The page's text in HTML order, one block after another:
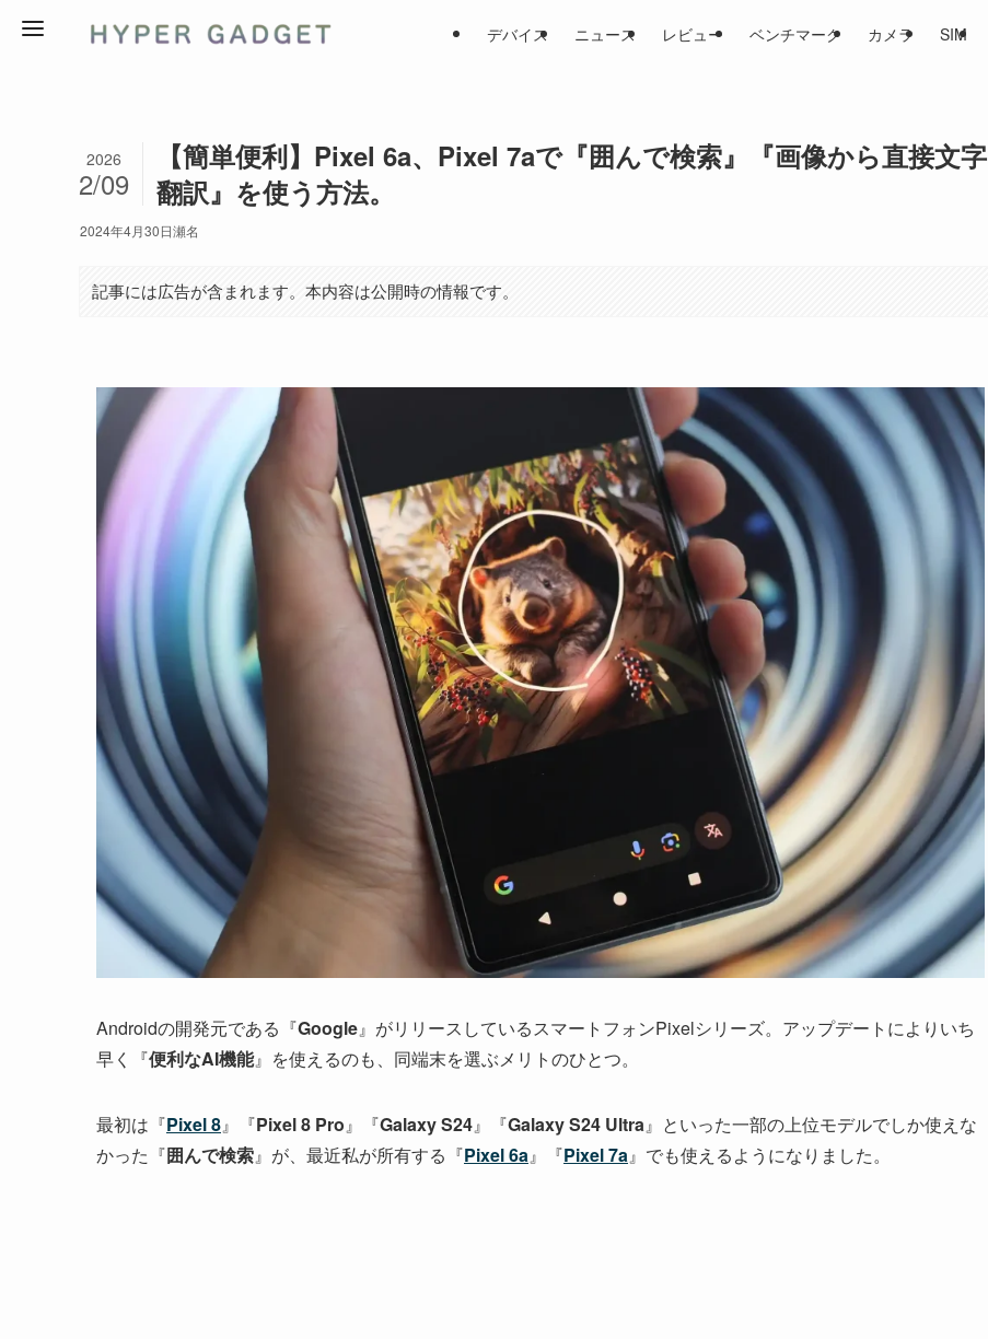
デバイス ニュース レビュー ベンチマーク カメラ SIM
【簡単便利】Pixel 6a、Pixel 7aで『囲んで検索』『画像から直接文字
翻訳』を使う方法。
2026
2/09
2024年4月30日瀬名
記事には広告が含まれます。本内容は公開時の情報です。
Androidの開発元である『Google』がリリースしているスマートフォンPixelシリーズ。アップデートによりいち
早く『便利なAI機能』を使えるのも、同端末を選ぶメリトのひとつ。
最初は『Pixel 8』『Pixel 8 Pro』『Galaxy S24』『Galaxy S24 Ultra』といった一部の上位モデルでしか使えな
かった『囲んで検索』が、最近私が所有する『Pixel 6a』『Pixel 7a』でも使えるようになりました。